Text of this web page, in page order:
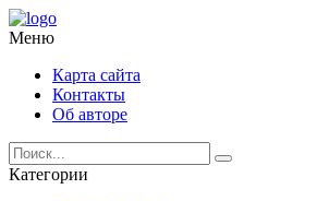
Меню
Карта сайта
Контакты
Об авторе
Категории